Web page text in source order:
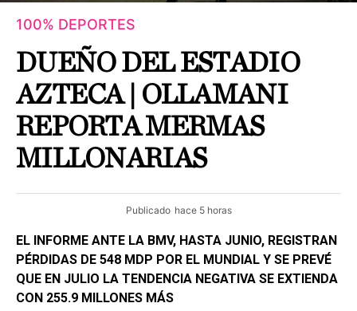
100% DEPORTES
DUEÑO DEL ESTADIO
AZTECA | OLLAMANI
REPORTA MERMAS
MILLONARIAS
Publicado hace 5 horas
EL INFORME ANTE LA BMV, HASTA JUNIO, REGISTRAN
PÉRDIDAS DE 548 MDP POR EL MUNDIAL Y SE PREVÉ
QUE EN JULIO LA TENDENCIA NEGATIVA SE EXTIENDA
CON 255.9 MILLONES MÁS